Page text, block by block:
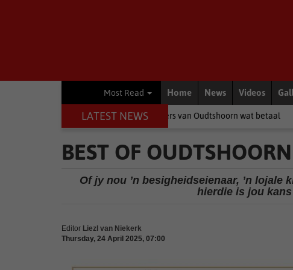
Most Read Home News Videos
LATEST NEWS
baklei, is dit die inwoners van Oudtshoorn wat betaal Environment
BEST OF
Of jy nou ’n besigheidseienaar, ’n
hierdie is jou
Editor Liezl van Niekerk
Thursday, 24 April 2025, 07:00